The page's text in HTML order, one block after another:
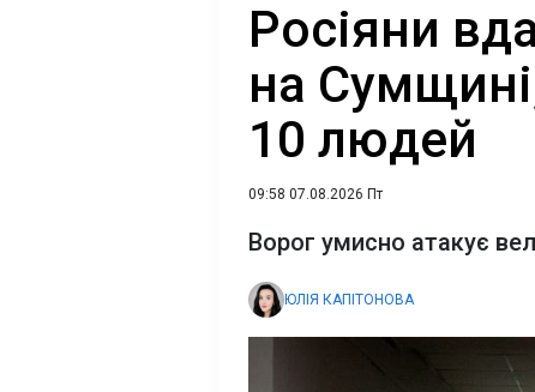
Росіяни
на
10 людей
09:58 07.08.2026 Пт
Ворог умисно атакує
ЮЛІЯ КАПІТОНОВА